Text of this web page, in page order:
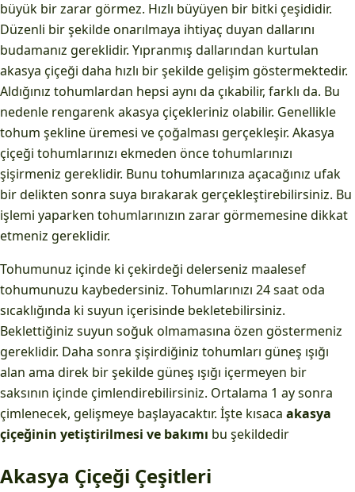
büyük bir zarar görmez. Hızlı büyüyen bir bitki çeşididir.
Düzenli bir şekilde onarılmaya ihtiyaç duyan dallarını
budamanız gereklidir. Yıpranmış dallarından kurtulan
akasya çiçeği daha hızlı bir şekilde gelişim göstermektedir.
Aldığınız tohumlardan hepsi aynı da çıkabilir, farklı da. Bu
nedenle rengarenk akasya çiçekleriniz olabilir. Genellikle
tohum şekline üremesi ve çoğalması gerçekleşir. Akasya
çiçeği tohumlarınızı ekmeden önce tohumlarınızı
şişirmeniz gereklidir. Bunu tohumlarınıza açacağınız ufak
bir delikten sonra suya bırakarak gerçekleştirebilirsiniz. Bu
işlemi yaparken tohumlarınızın zarar görmemesine dikkat
etmeniz gereklidir.
Tohumunuz içinde ki çekirdeği delerseniz maalesef
tohumunuzu kaybedersiniz. Tohumlarınızı 24 saat oda
sıcaklığında ki suyun içerisinde bekletebilirsiniz.
Beklettiğiniz suyun soğuk olmamasına özen göstermeniz
gereklidir. Daha sonra şişirdiğiniz tohumları güneş ışığı
alan ama direk bir şekilde güneş ışığı içermeyen bir
saksının içinde çimlendirebilirsiniz. Ortalama 1 ay sonra
çimlenecek, gelişmeye başlayacaktır. İşte kısaca akasya
çiçeğinin yetiştirilmesi ve bakımı bu şekildedir
Akasya Çiçeği Çeşitleri